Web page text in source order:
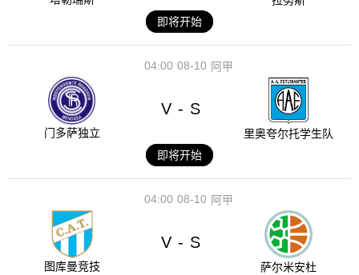
即将开始
08-10
04:00 阿甲
门多萨独立
V - S
里奥夸尔托学生队
即将开始
08-10
04:00 阿甲
图库曼竞技
V - S
萨尔米安杜